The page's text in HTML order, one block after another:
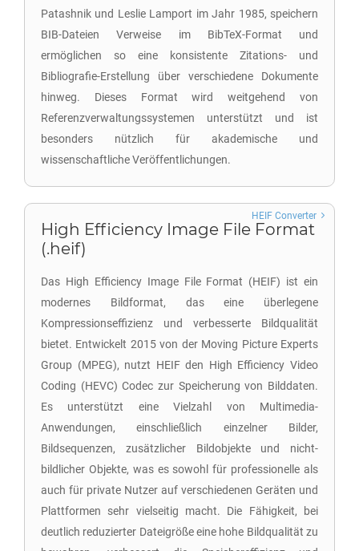
Patashnik und Leslie Lamport im Jahr 1985, speichern
BIB-Dateien Verweise im BibTeX-Format und
ermöglichen so eine konsistente Zitations- und
Bibliografie-Erstellung über verschiedene Dokumente
hinweg. Dieses Format wird weitgehend von
Referenzverwaltungssystemen unterstützt und ist
besonders nützlich für akademische und
wissenschaftliche Veröffentlichungen.
High Efficiency Image File Format
(.heif)
Das High Efficiency Image File Format (HEIF) ist ein
modernes Bildformat, das eine überlegene
Kompressionseffizienz und verbesserte Bildqualität
bietet. Entwickelt 2015 von der Moving Picture Experts
Group (MPEG), nutzt HEIF den High Efficiency Video
Coding (HEVC) Codec zur Speicherung von Bilddaten.
Es unterstützt eine Vielzahl von Multimedia-
Anwendungen, einschließlich einzelner Bilder,
Bildsequenzen, zusätzlicher Bildobjekte und nicht-
bildlicher Objekte, was es sowohl für professionelle als
auch für private Nutzer auf verschiedenen Geräten und
Plattformen sehr vielseitig macht. Die Fähigkeit, bei
deutlich reduzierter Dateigröße eine hohe Bildqualität zu
HEIF Converter